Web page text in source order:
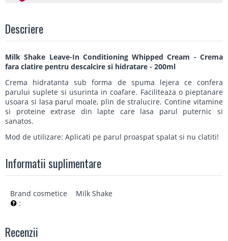
Descriere
Milk Shake Leave-In Conditioning Whipped Cream - Crema
fara clatire pentru descalcire si hidratare - 200ml
Crema hidratanta sub forma de spuma lejera ce confera
parului suplete si usurinta in coafare. Faciliteaza o pieptanare
usoara si lasa parul moale, plin de stralucire. Contine vitamine
si proteine extrase din lapte care lasa parul puternic si
sanatos.
Mod de utilizare: Aplicati pe parul proaspat spalat si nu clatiti!
Informatii suplimentare
Brand cosmetice
:
Milk Shake
Recenzii